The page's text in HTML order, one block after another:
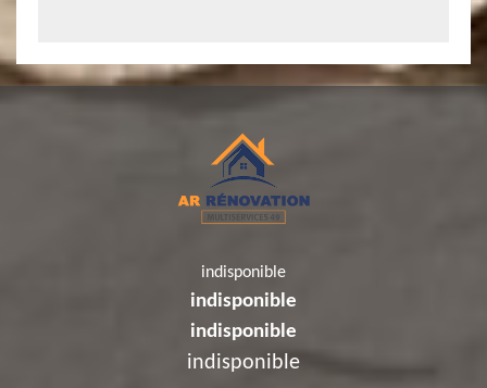
indisponible
indisponible
indisponible
indisponible